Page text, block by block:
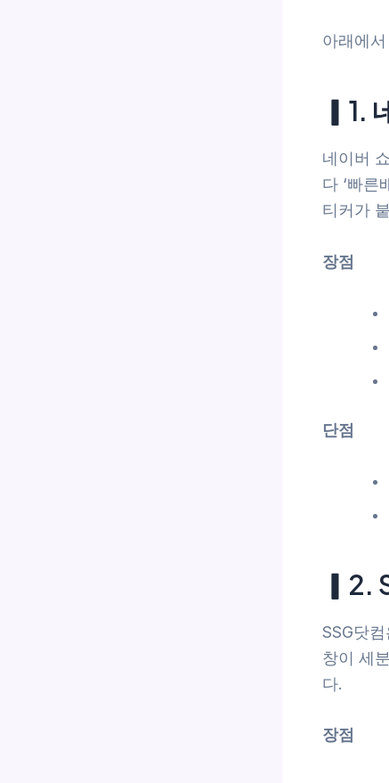
아래에서
▎1.
네이버
다 ‘빠른
티커가
장점
단점
▎2.
SSG닷
창이 세
다.
장점